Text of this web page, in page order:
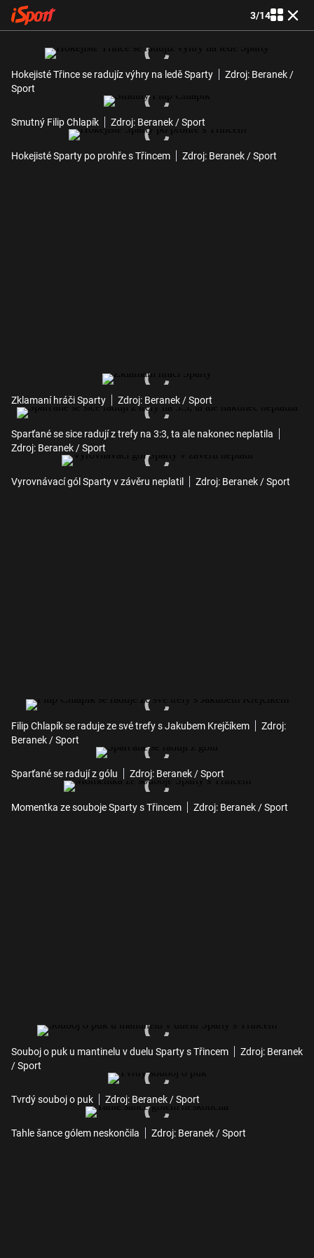
3/14
Hokejisté Třince se radujíz výhry na ledě Sparty
Zdroj: Beranek /
Sport
Smutný Filip Chlapík Zdroj: Beranek / Sport
Hokejisté Sparty po prohře s Třincem Zdroj: Beranek / Sport
Zklamaní hráči Sparty Zdroj: Beranek / Sport
Sparťané se sice radují z trefy na 3:3, ta ale nakonec neplatila
Zdroj: Beranek / Sport
Vyrovnávací gól Sparty v závěru neplatil Zdroj: Beranek / Sport
Filip Chlapík se raduje ze své trefy s Jakubem Krejčíkem
Zdroj:
Beranek / Sport
Sparťané se radují z gólu Zdroj: Beranek / Sport
Momentka ze souboje Sparty s Třincem Zdroj: Beranek / Sport
Souboj o puk u mantinelu v duelu Sparty s Třincem
Zdroj: Beranek
/ Sport
Tvrdý souboj o puk Zdroj: Beranek / Sport
Tahle šance gólem neskončila Zdroj: Beranek / Sport